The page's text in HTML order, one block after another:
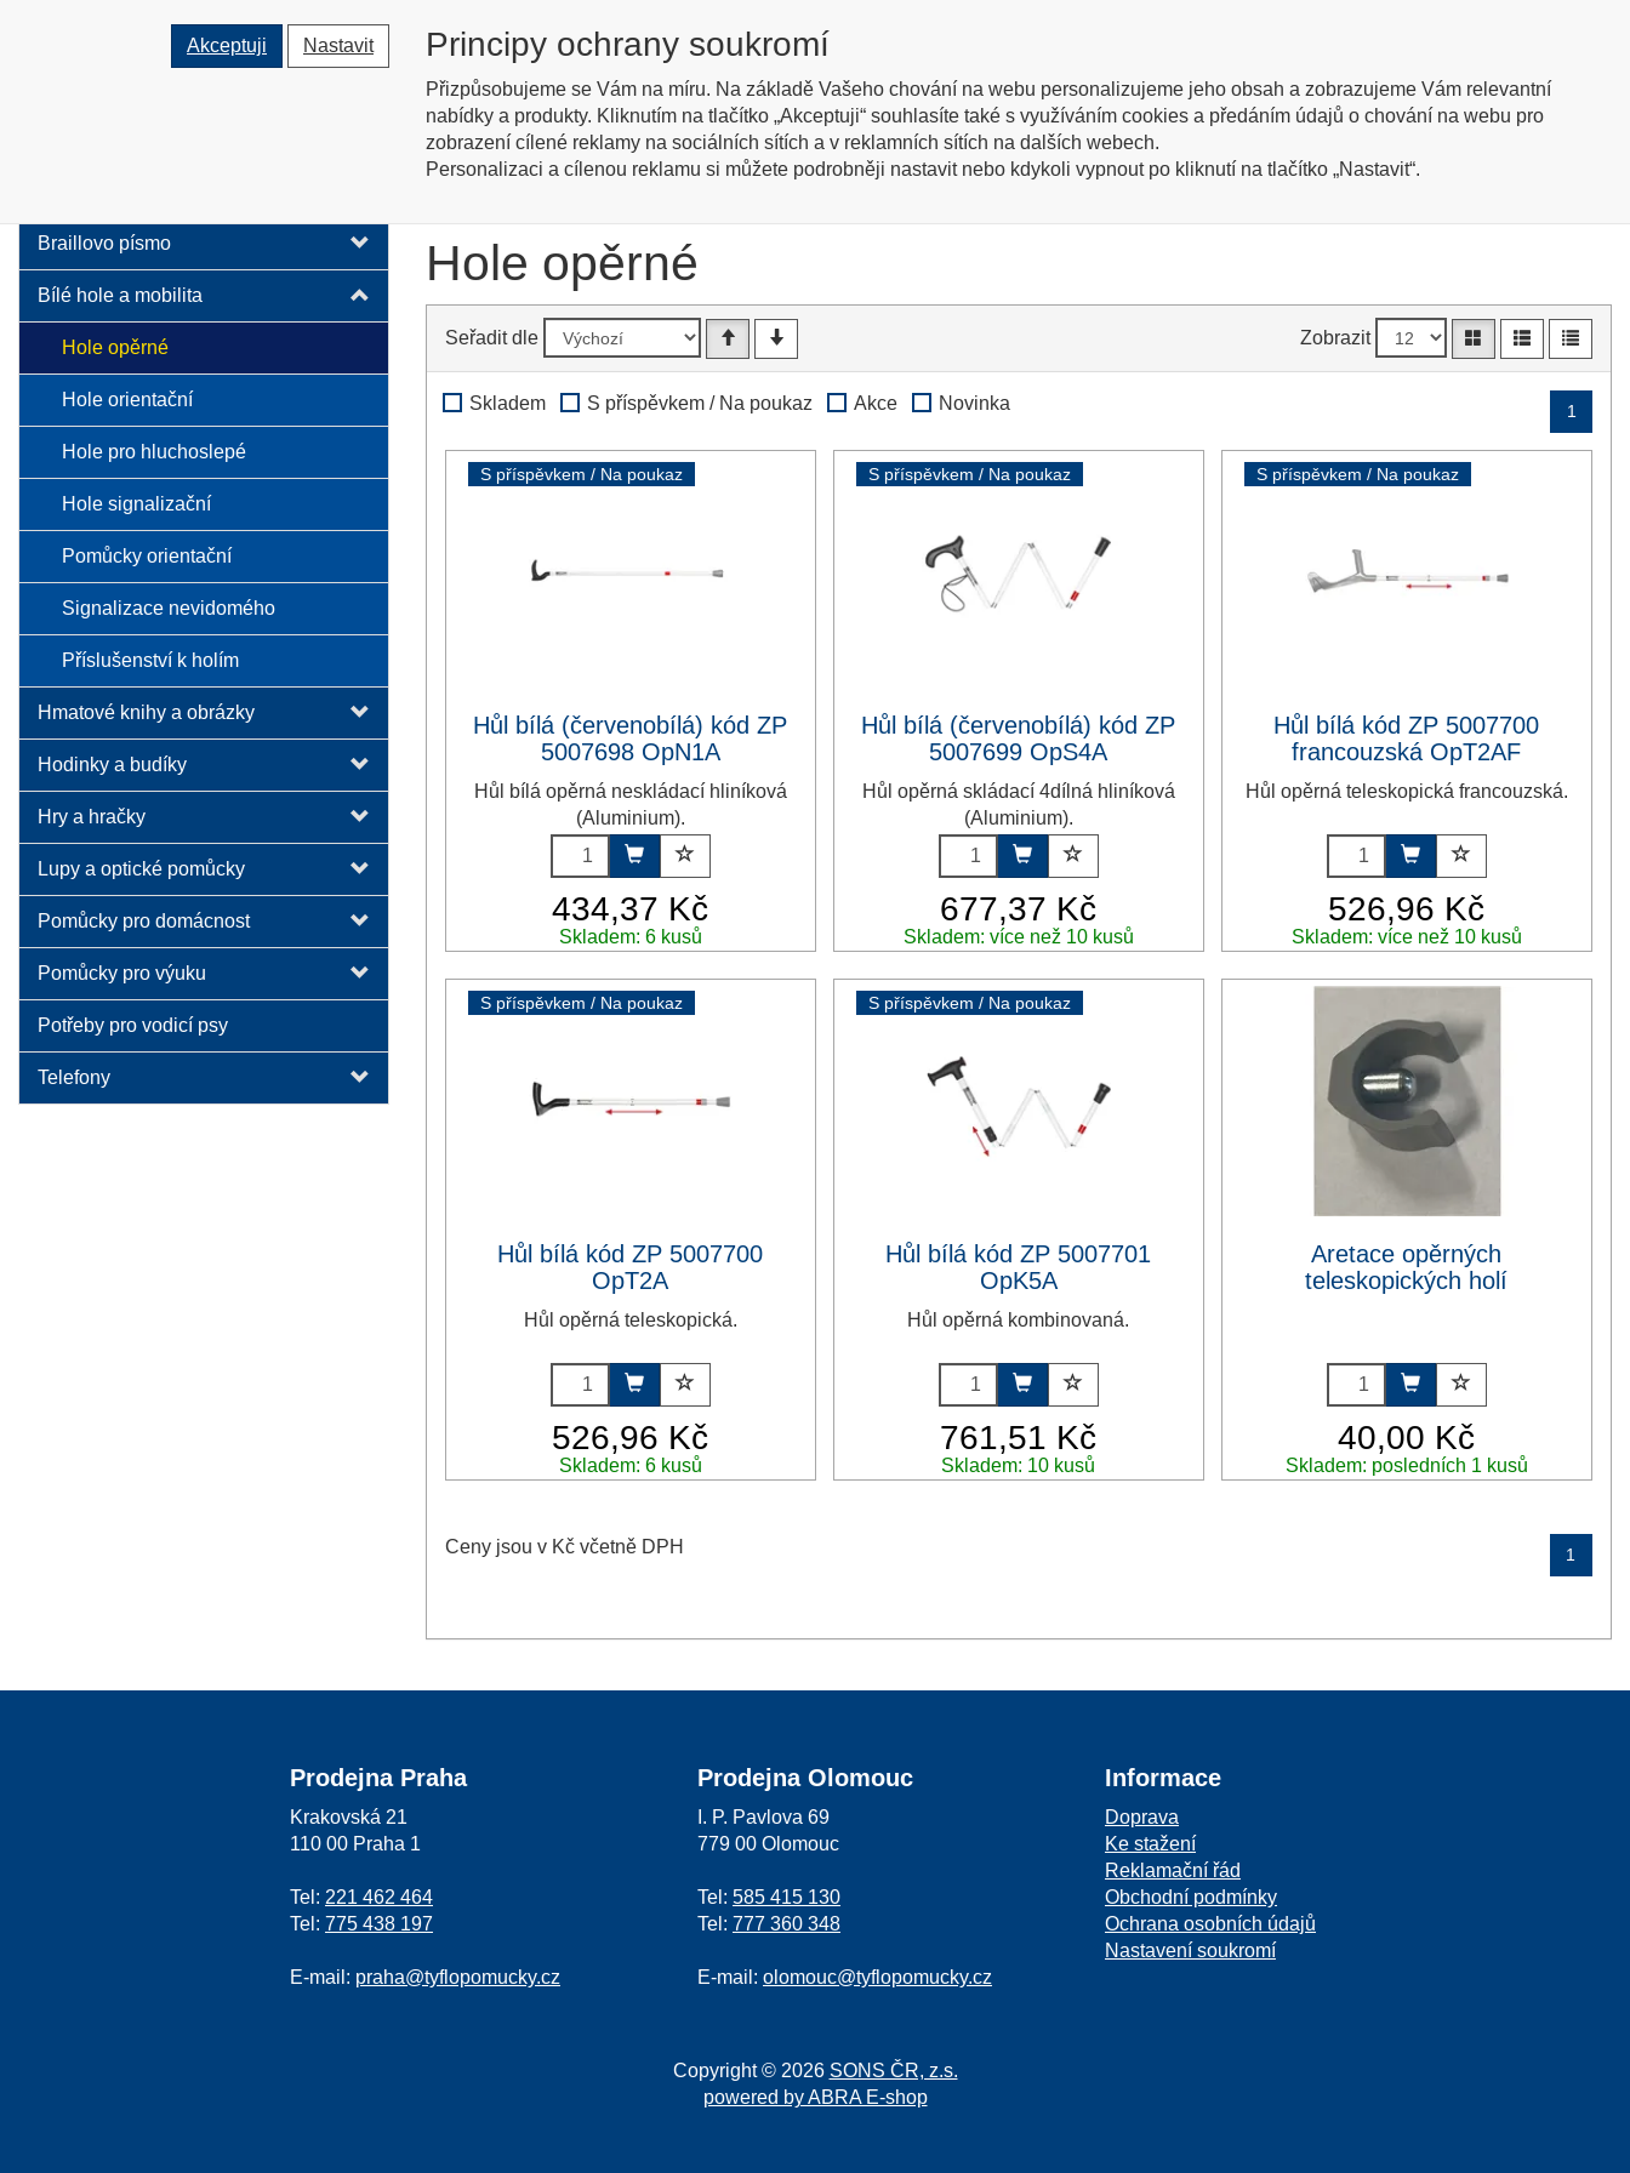
Akceptuji Nastavit Principy ochrany soukromí
Přizpůsobujeme se Vám na míru. Na základě Vašeho chování na webu personalizujeme jeho obsah a zobrazujeme Vám relevantní
nabídky a produkty. Kliknutím na tlačítko „Akceptuji“ souhlasíte také s využíváním cookies a předáním údajů o chování na webu pro
zobrazení cílené reklamy na sociálních sítích a v reklamních sítích na dalších webech.
Personalizaci a cílenou reklamu si můžete podrobněji nastavit nebo kdykoli vypnout po kliknutí na tlačítko „Nastavit“.
Tyflopomůcky
Prodej zboží pro zrakově postižené
O nás Kontakty Jak nakupovat Katalog zboží English info
Braillovo písmo
Bílé hole a mobilita
Hole opěrné
Hole orientační
Hole pro hluchoslepé
Hole signalizační
Pomůcky orientační
Signalizace nevidomého
Příslušenství k holím
Hmatové knihy a obrázky
Hodinky a budíky
Hry a hračky
Lupy a optické pomůcky
Pomůcky pro domácnost
Pomůcky pro výuku
Potřeby pro vodicí psy
Telefony
Hole opěrné
Seřadit dle Zobrazit
Skladem S příspěvkem / Na poukaz Akce Novinka 1
S příspěvkem / Na poukaz
Hůl bílá (červenobílá) kód ZP
5007698 OpN1A
Hůl bílá opěrná neskládací hliníková
(Aluminium).
434,37 Kč
Skladem: 6 kusů
S příspěvkem / Na poukaz
Hůl bílá (červenobílá) kód ZP
5007699 OpS4A
Hůl opěrná skládací 4dílná hliníková
(Aluminium).
677,37 Kč
Skladem: více než 10 kusů
S příspěvkem / Na poukaz
Hůl bílá kód ZP 5007700
francouzská OpT2AF
Hůl opěrná teleskopická francouzská.
526,96 Kč
Skladem: více než 10 kusů
S příspěvkem / Na poukaz
Hůl bílá kód ZP 5007700
OpT2A
Hůl opěrná teleskopická.
526,96 Kč
Skladem: 6 kusů
S příspěvkem / Na poukaz
Hůl bílá kód ZP 5007701
OpK5A
Hůl opěrná kombinovaná.
761,51 Kč
Skladem: 10 kusů
Aretace opěrných
teleskopických holí
40,00 Kč
Skladem: posledních 1 kusů
Ceny jsou v Kč včetně DPH 1
Prodejna Praha
Krakovská 21
110 00 Praha 1
Tel: 221 462 464
Tel: 775 438 197
E-mail: praha@tyflopomucky.cz
Prodejna Olomouc
I. P. Pavlova 69
779 00 Olomouc
Tel: 585 415 130
Tel: 777 360 348
E-mail: olomouc@tyflopomucky.cz
Informace
Doprava
Ke stažení
Reklamační řád
Obchodní podmínky
Ochrana osobních údajů
Nastavení soukromí
Copyright © 2026 SONS ČR, z.s.
powered by ABRA E-shop